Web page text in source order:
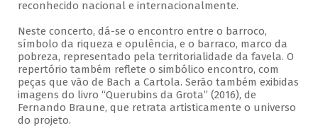
reconhecido nacional e internacionalmente.
Neste concerto, dá-se o encontro entre o barroco,
símbolo da riqueza e opulência, e o barraco, marco da
pobreza, representado pela territorialidade da favela. O
repertório também reflete o simbólico encontro, com
peças que vão de Bach a Cartola. Serão também exibidas
imagens do livro “Querubins da Grota” (2016), de
Fernando Braune, que retrata artisticamente o universo
do projeto.